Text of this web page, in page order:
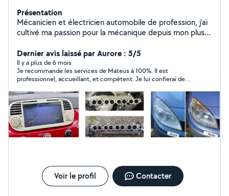
Présentation
Mécanicien et électricien automobile de profession, j'ai
cultivé ma passion pour la mécanique depuis mon plus
actif, je vous offre un éventail de services de réparation
automobiles. Je résous tous vos problèmes mécaniques
ou électriques. Services supplémentaires disponibles : -
Rénovation/Polissage de phares optiques - Installation
de CarPlay - Installation de systèmes audio, y compris
haut-parleurs et caissons de basse - Conversion de
vitres manuelles en vitres électriques Je vous assure un
travail soigné et réalisé dans les plus brefs délais.
N'hesitez pas à me contacter, À bientôt !
Dernier avis laissé par Aurore : 5/5
Il y a plus de 6 mois
Je recommande les services de Mateus à 100%. Il est
professionnel, accueillant, et compétent. Je lui confierai de
Voir le profil Contacter